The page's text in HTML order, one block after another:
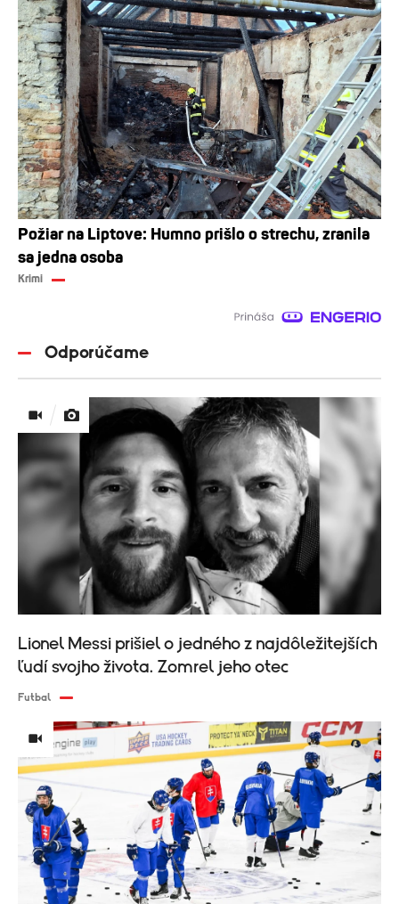
Požiar na Liptove: Humno prišlo o strechu, zranila
sa jedna osoba
Krimi
Odporúčame
Lionel Messi prišiel o jedného z najdôležitejších
ľudí svojho života. Zomrel jeho otec
Futbal